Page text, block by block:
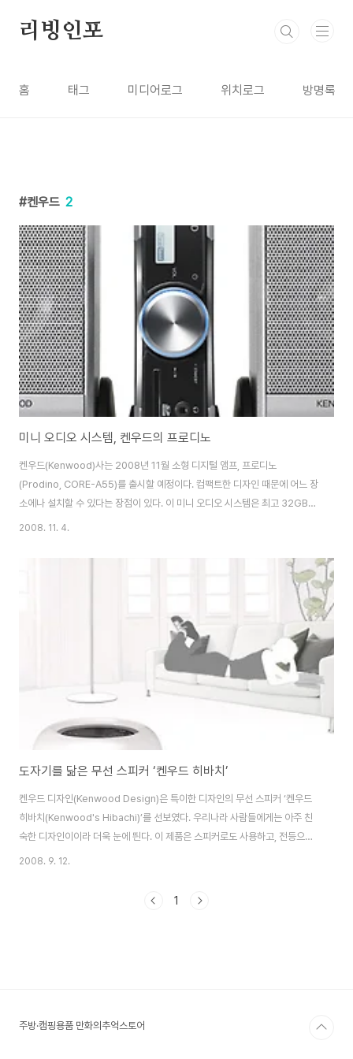
리빙인포
홈 태그 미디어로그 위치로그 방명록
켄우드 2
미니 오디오 시스템, 켄우드의 프로디노
켄우드(Kenwood)사는 2008년 11월 소형 디지털 앰프, 프로디노
(Prodino, CORE-A55)를 출시할 예정이다. 컴팩트한 디자인 때문에 어느 장
소에나 설치할 수 있다는 장점이 있다. 이 미니 오디오 시스템은 최고 32GB
메모리의 SD/ SDHC/ 미니SD / 마이크로SD / 마이크로SDHC 카드와 호환
착되어 있고, 최고 10Wx2 출력을 제공한다. 이 시스템은 광학 드라이브나
FM 튜너가 없으며, 다양한 디지털 오디오 파일들은 최고 32GB 저장 능력의
SDHC, 미니SDHC 또는 마이크로SDHC 메모리 카드에 저장할 수 있다. 정면
부착 SD 카드 슬롯을 이용해 재생할 수 있으며, 백패널에는 개인 뮤..
2008. 11. 4.
도자기를 닮은 무선 스피커 ‘켄우드 히바치’
켄우드 디자인(Kenwood Design)은 특이한 디자인의 무선 스피커 ‘켄우드
히바치(Kenwood's Hibachi)’를 선보였다. 우리나라 사람들에게는 아주 친
숙한 디자인이이라 더욱 눈에 띈다. 이 제품은 스피커로도 사용하고, 전등으로
도 사용할 수 있다. 켄우드 히바치는 무선 수신기, 전등, 배터리로 구성되어 있
2008. 9. 12.
1
주방·캠핑용품 만화의추억스토어